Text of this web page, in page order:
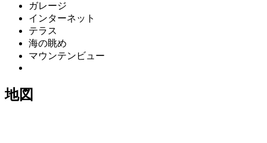
ガレージ
インターネット
テラス
海の眺め
マウンテンビュー
地図